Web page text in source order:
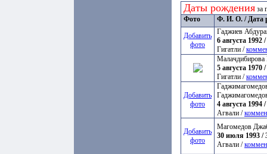
Даты рождения за
Фото
Ф. И. О. / Дата
Добавить
фото
Гаджиев
6 августа 1992
Гигатли /
5 августа 1970
Гигатли /
Добавить
фото
4 августа 1994
Агвали /
Добавить
фото
Магомедов
30 июля 1993 /
Агвали /